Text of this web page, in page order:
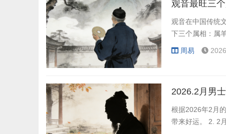
观音最旺三
观音在中国传统
下三个属相：属
周易
2026.2月男
根据2026年2月
带来好运。 2. 2